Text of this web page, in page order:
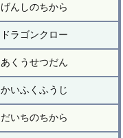
げんしのちから
ドラゴンクロー
あくうせつだん
かいふくふうじ
だいちのちから